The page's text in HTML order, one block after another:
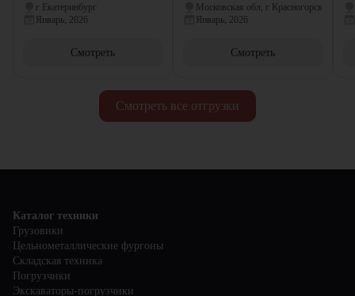
Смотреть все отгрузки
г Екатеринбург
Январь, 2026
Смотреть
Московская обл, г Красногорск
Январь, 2026
Смотреть
Каталог техники
Грузовики
Цельнометаллические фургоны
Складская техника
Погрузчики
Экскаваторы-погрузчики